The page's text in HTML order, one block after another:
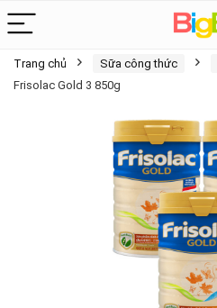
Trang chủ Sữa công thức
Frisolac Gold 3 850g